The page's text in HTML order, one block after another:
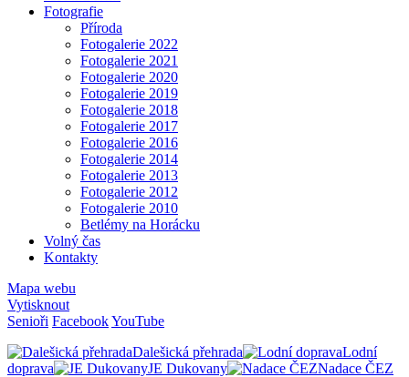
Fotografie
Příroda
Fotogalerie 2022
Fotogalerie 2021
Fotogalerie 2020
Fotogalerie 2019
Fotogalerie 2018
Fotogalerie 2017
Fotogalerie 2016
Fotogalerie 2014
Fotogalerie 2013
Fotogalerie 2012
Fotogalerie 2010
Betlémy na Horácku
Volný čas
Kontakty
Mapa webu
Vytisknout
Senioři FacebookYouTube
Dalešická přehrada
Lodní
doprava
JE Dukovany
Nadace ČEZ